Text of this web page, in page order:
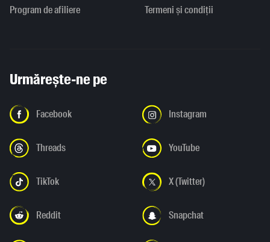
Program de afiliere Termeni și condiții
Urmărește-ne pe
Facebook Instagram
Threads YouTube
TikTok X (Twitter)
Reddit Snapchat